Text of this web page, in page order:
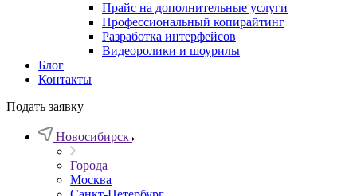
Прайс на дополнительные услуги
Профессиональный копирайтинг
Разработка интерфейсов
Видеоролики и шоурилы
Блог
Контакты
Подать заявку
Новосибирск
Города
Москва